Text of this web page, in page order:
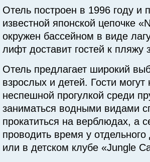
Отель построен в 1996 году и
известной японской цепочке
окружен бассейном в виде
лифт доставит гостей к пляжу
Отель предлагает широкий
взрослых и детей. Гости могут
неспешной прогулкой среди
заниматься водными видами
прокатиться на верблюдах, а
проводить время у отдельного
или в детском клубе «Jungle